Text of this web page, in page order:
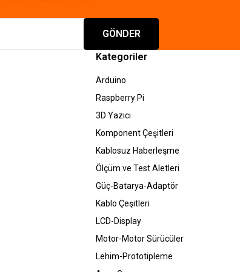
GÖNDER
Kategoriler
Arduino
Raspberry Pi
3D Yazıcı
Komponent Çeşitleri
Kablosuz Haberleşme
Ölçüm ve Test Aletleri
Güç-Batarya-Adaptör
Kablo Çeşitleri
LCD-Display
Motor-Motor Sürücüler
Lehim-Prototipleme